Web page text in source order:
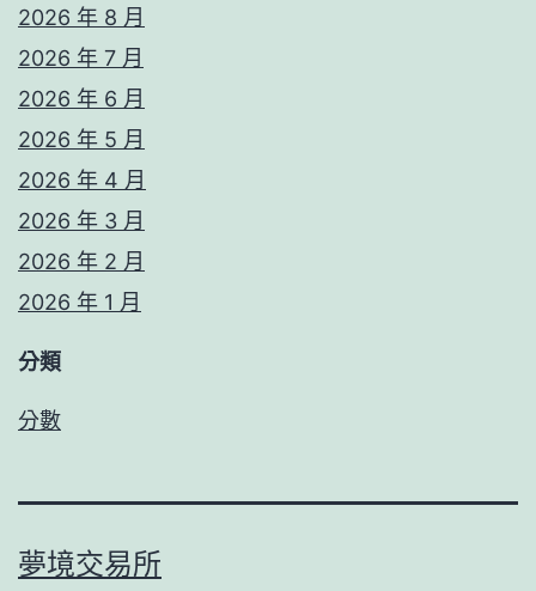
2026 年 8 月
2026 年 7 月
2026 年 6 月
2026 年 5 月
2026 年 4 月
2026 年 3 月
2026 年 2 月
2026 年 1 月
分類
分數
夢境交易所